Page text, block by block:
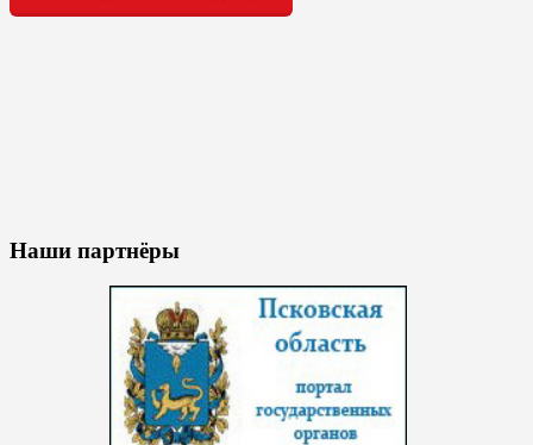
Наши партнёры